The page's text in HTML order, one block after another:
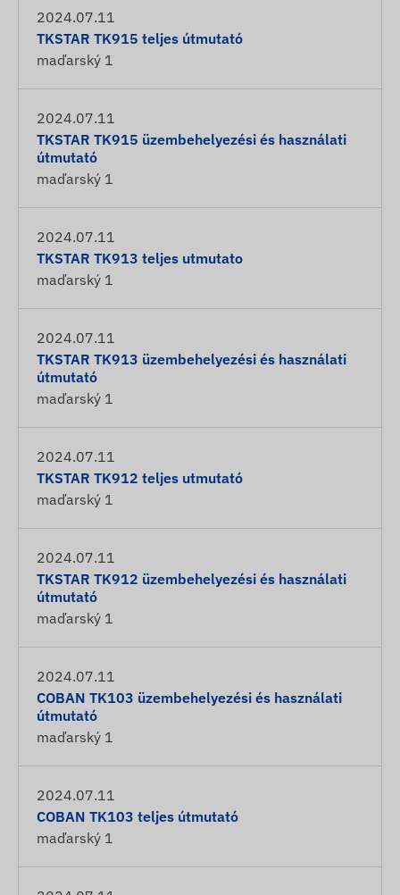
2024.07.11
TKSTAR TK915 teljes útmutató
maďarský 1
2024.07.11
TKSTAR TK915 üzembehelyezési és használati
útmutató
maďarský 1
2024.07.11
TKSTAR TK913 teljes utmutato
maďarský 1
2024.07.11
TKSTAR TK913 üzembehelyezési és használati
útmutató
maďarský 1
2024.07.11
TKSTAR TK912 teljes utmutató
maďarský 1
2024.07.11
TKSTAR TK912 üzembehelyezési és használati
útmutató
maďarský 1
2024.07.11
COBAN TK103 üzembehelyezési és használati
útmutató
maďarský 1
2024.07.11
COBAN TK103 teljes útmutató
maďarský 1